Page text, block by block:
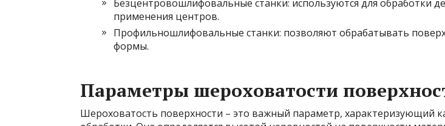
Безцентровошлифовальные станки: используются для обработки
применения центров.
Профильношлифовальные станки: позволяют обрабатывать
формы.
Параметры шероховатости
Шероховатость поверхности – это важный параметр, характеризующий